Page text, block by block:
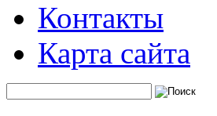
Контакты
Карта сайта